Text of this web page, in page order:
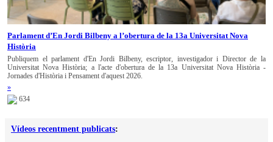
Parlament d’En Jordi Bilbeny a l’obertura de la 13a Universitat Nova
Història
Publiquem el parlament d'En Jordi Bilbeny, escriptor, investigador i Director de la
Universitat Nova Història; a l'acte d'obertura de la 13a Universitat Nova Història -
Jornades d'Història i Pensament d'aquest 2026.
»
634
Vídeos recentment publicats: